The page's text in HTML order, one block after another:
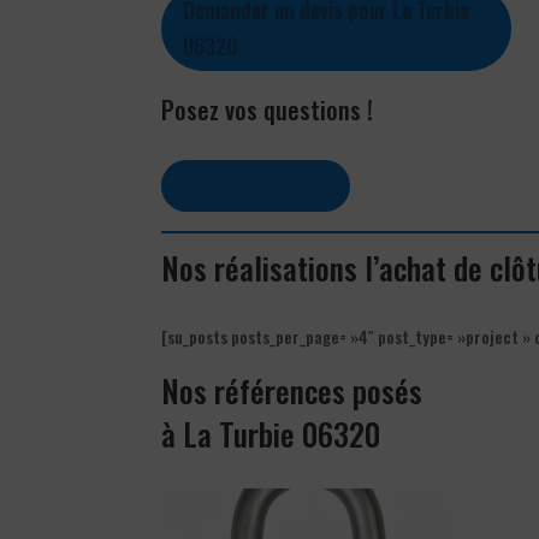
Posez vos questions !
Nos réalisations l’achat de
[su_posts posts_per_page= »4″ post_type= »project
Nos références posés
à La Turbie 06320